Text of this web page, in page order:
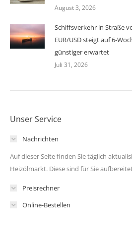
August 3, 2026
Schiffsverkehr in Straße
EUR/USD steigt auf 6-
günstiger erwartet
Juli 31, 2026
Unser Service
Nachrichten
Auf dieser Seite finden Sie täglich
Heizölmarkt. Diese sind für Sie
Preisrechner
Online-Bestellen